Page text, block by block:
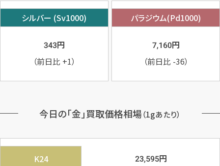
シルバー (Sv1000)
343円
（前日比 +1）
パラジウム(Pd1000)
7,160円
（前日比 -36）
今日の「金」買取価格相場（1gあたり）
K24 23,595円